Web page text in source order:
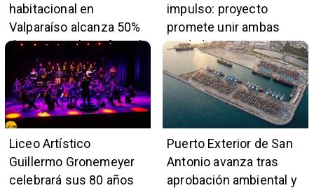
habitacional en
Valparaíso alcanza 50%
de avance y beneficiará
a 396 familias
impulso: proyecto
promete unir ambas
ciudades en 45 minutos
Liceo Artístico
Guillermo Gronemeyer
celebrará sus 80 años
Puerto Exterior de San
Antonio avanza tras
aprobación ambiental y